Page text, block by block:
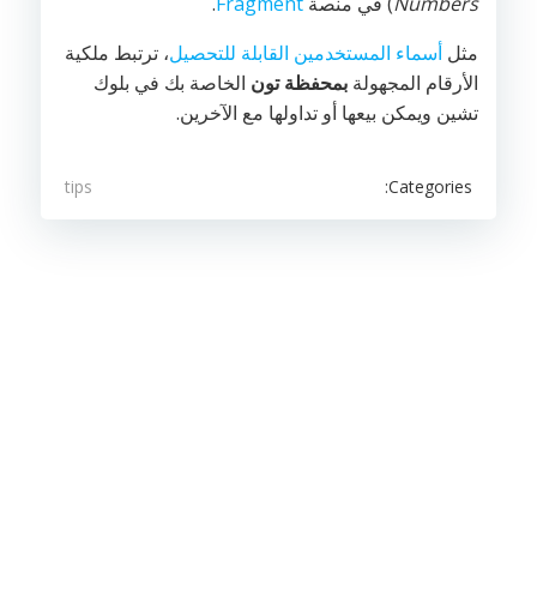
مثل أسماء المستخدمين القابلة للتحصيل، ترتبط ملكية
الأرقام المجهولة بمحفظة تون الخاصة بك في بلوك
تشين ويمكن بيعها أو تداولها مع الآخرين.
Categories:
tips